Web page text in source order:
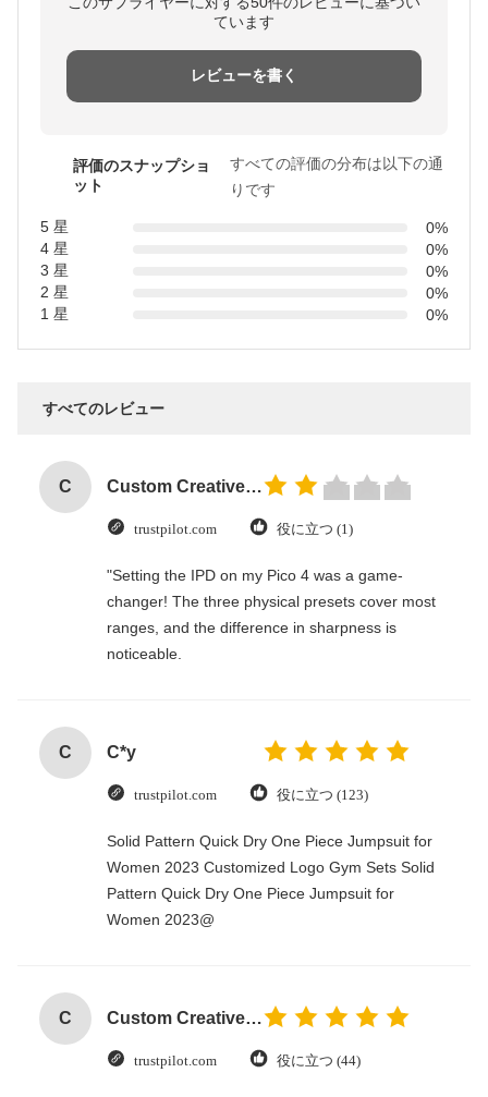
ています
レビューを書く
評価のスナップショ
ット
すべての評価の分布は以下の通
りです
5 星
0%
4 星
0%
3 星
0%
2 星
0%
1 星
0%
すべてのレビュー
C Custom Creative Goodie Christmas Kraft Paper Gift Bag with Your Own Logo for Xmas Decorative Party
trustpilot.com 役に立つ (1)
"Setting the IPD on my Pico 4 was a game-
changer! The three physical presets cover most
ranges, and the difference in sharpness is
noticeable.
C C*y
trustpilot.com 役に立つ (123)
Solid Pattern Quick Dry One Piece Jumpsuit for
Women 2023 Customized Logo Gym Sets Solid
Pattern Quick Dry One Piece Jumpsuit for
Women 2023@
C Custom Creative Goodie Christmas Kraft Paper Gift Bag with Your Own Logo for Xmas Decorative Party
trustpilot.com 役に立つ (44)